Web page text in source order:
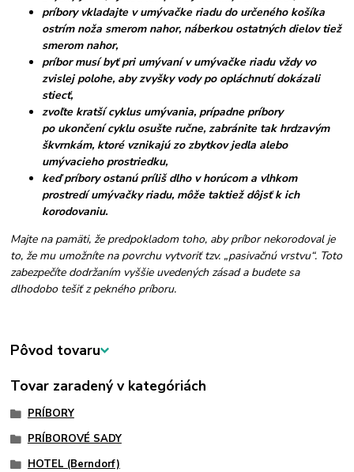
príbory vkladajte v umývačke riadu do určeného košíka
ostrím noža smerom nahor, náberkou ostatných dielov tiež
smerom nahor,
príbor musí byť pri umývaní v umývačke riadu vždy vo
zvislej polohe, aby zvyšky vody po opláchnutí dokázali
stiecť,
zvoľte kratší cyklus umývania, prípadne príbory
po ukončení cyklu osušte ručne, zabránite tak hrdzavým
škvrnkám, ktoré vznikajú zo zbytkov jedla alebo
umývacieho prostriedku,
keď príbory ostanú príliš dlho v horúcom a vlhkom
prostredí umývačky riadu, môže taktiež dôjsť k ich
korodovaniu.
Majte na pamäti, že predpokladom toho, aby príbor nekorodoval je
to, že mu umožníte na povrchu vytvoriť tzv. „pasivačnú vrstvu“. Toto
zabezpečíte dodržaním vyššie uvedených zásad a budete sa
dlhodobo tešiť z pekného príboru.
Pôvod tovaru
Tovar zaradený v kategóriách
PRÍBORY
PRÍBOROVÉ SADY
HOTEL (Berndorf)